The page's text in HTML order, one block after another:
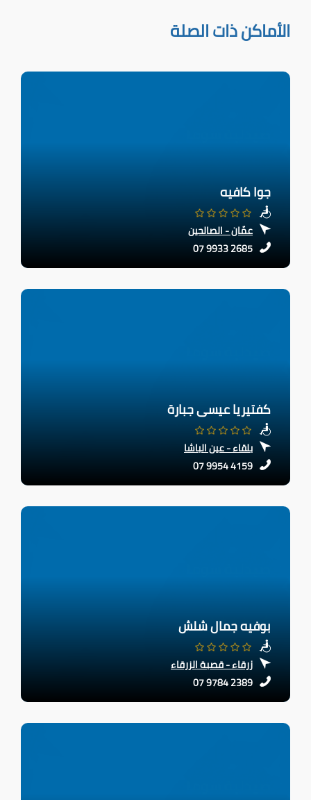
الأماكن ذات الصلة
جوا كافيه
عمّان - الصالحين
07 9933 2685
كفتيريا عيسى جبارة
بلقاء - عين الباشا
07 9954 4159
بوفيه جمال شلش
زرقاء - قصبة الزرقاء
07 9784 2389